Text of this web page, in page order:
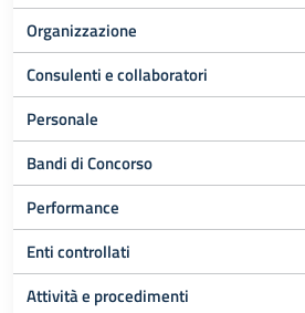
Organizzazione
Consulenti e collaboratori
Personale
Bandi di Concorso
Performance
Enti controllati
Attività e procedimenti